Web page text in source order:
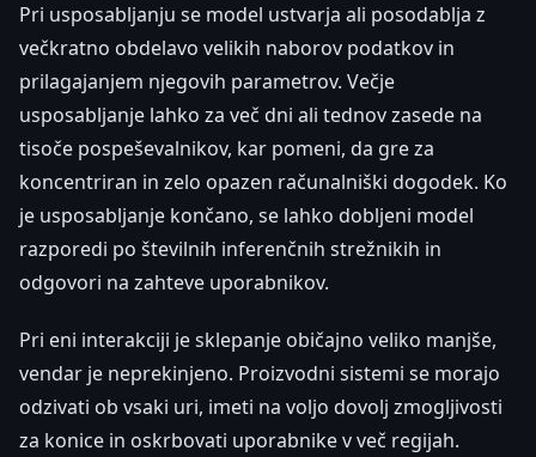
Pri usposabljanju se model ustvarja ali posodablja z
večkratno obdelavo velikih naborov podatkov in
prilagajanjem njegovih parametrov. Večje
usposabljanje lahko za več dni ali tednov zasede na
tisoče pospeševalnikov, kar pomeni, da gre za
koncentriran in zelo opazen računalniški dogodek. Ko
je usposabljanje končano, se lahko dobljeni model
razporedi po številnih inferenčnih strežnikih in
odgovori na zahteve uporabnikov.
Pri eni interakciji je sklepanje običajno veliko manjše,
vendar je neprekinjeno. Proizvodni sistemi se morajo
odzivati ob vsaki uri, imeti na voljo dovolj zmogljivosti
za konice in oskrbovati uporabnike v več regijah.